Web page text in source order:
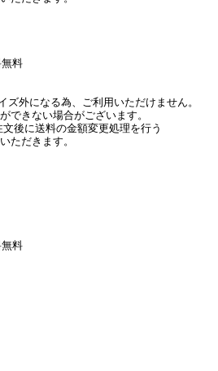
料
外になる為、ご利用いただけません。
きない場合がございます。
後に送料の金額変更処理を行う
だきます。
料